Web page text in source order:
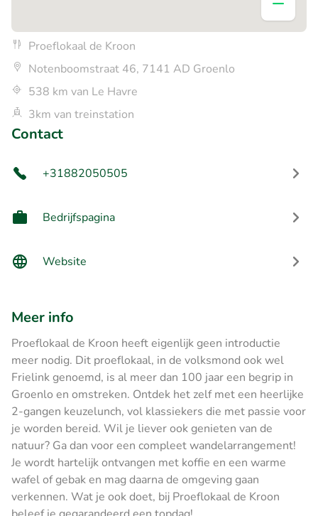
Proeflokaal de Kroon
Notenboomstraat 46, 7141 AD Groenlo
538 km van Le Havre
3km van treinstation
Contact
+31882050505
Bedrijfspagina
Website
Meer info
Proeflokaal de Kroon heeft eigenlijk geen introductie
meer nodig. Dit proeflokaal, in de volksmond ook wel
Frielink genoemd, is al meer dan 100 jaar een begrip in
Groenlo en omstreken. Ontdek het zelf met een heerlijke
2-gangen keuzelunch, vol klassiekers die met passie voor
je worden bereid. Wil je liever ook genieten van de
natuur? Ga dan voor een compleet wandelarrangement!
Je wordt hartelijk ontvangen met koffie en een warme
wafel of gebak en mag daarna de omgeving gaan
verkennen. Wat je ook doet, bij Proeflokaal de Kroon